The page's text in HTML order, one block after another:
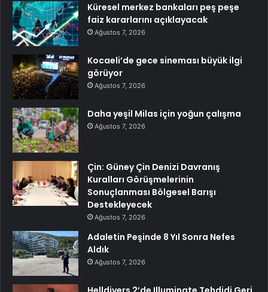
Küresel merkez bankaları peş peşe
faiz kararlarını açıklayacak
Ağustos 7, 2026
Kocaeli’de gece sineması büyük ilgi
görüyor
Ağustos 7, 2026
Daha yeşil Milas için yoğun çalışma
Ağustos 7, 2026
Çin: Güney Çin Denizi Davranış
Kuralları Görüşmelerinin
Sonuçlanması Bölgesel Barışı
Destekleyecek
Ağustos 7, 2026
Adaletin Peşinde 8 Yıl Sonra Nefes
Aldık
Ağustos 7, 2026